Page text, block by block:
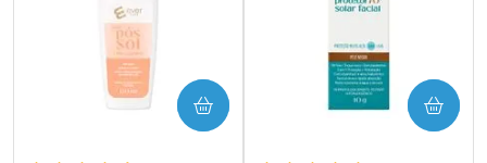
COMPRAR COMPRAR